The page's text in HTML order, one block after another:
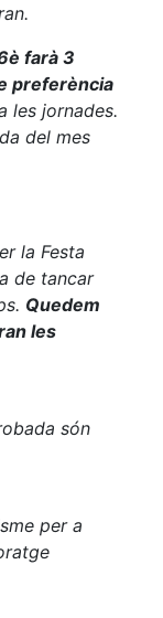
farà 3
preferència
les jornades.
del mes
la Festa
de tancar
Quedem
les
són
per a